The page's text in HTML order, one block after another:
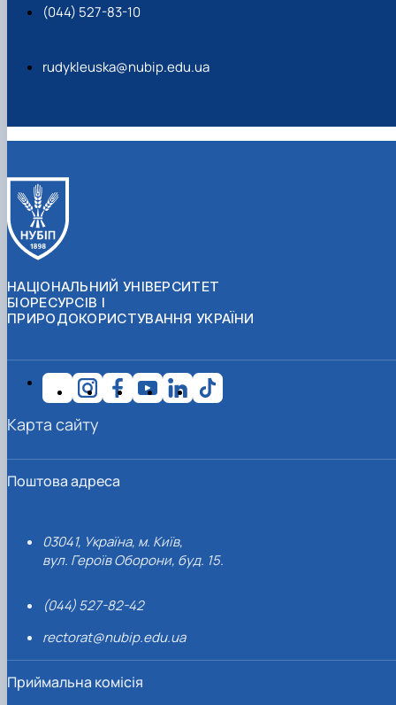
(044) 527-83-10
rudykleuska@nubip.edu.ua
НАЦІОНАЛЬНИЙ УНІВЕРСИТЕТ
БІОРЕСУРСІВ І
ПРИРОДОКОРИСТУВАННЯ УКРАЇНИ
Поштова адреса
03041, Україна, м. Київ,
вул. Героїв Оборони, буд. 15.
(044) 527-82-42
rectorat@nubip.edu.ua
Приймальна комісія
Карта сайту